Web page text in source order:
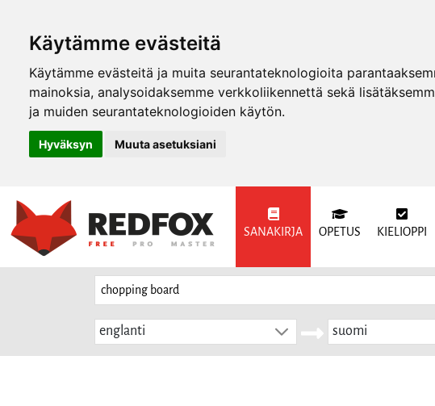
Käytämme evästeitä
Käytämme evästeitä ja muita seurantateknologioita
mainoksia, analysoidaksemme verkkoliikennettä sekä
ja muiden seurantateknologioiden käytön.
Hyväksyn Muuta asetuksiani
SANAKIRJA OPETUS KIELIOPPI
englanti suomi